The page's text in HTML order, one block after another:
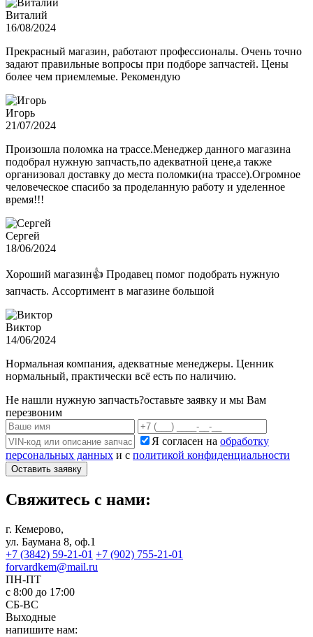
Виталий
16/08/2024
Прекрасный магазин, работают профессионалы. Очень точно
задают правильные вопросы при подборе запчастей. Цены
более чем приемлемые. Рекомендую
Игорь
21/07/2024
Произошла поломка на трассе.Менеджер данного магазина
подобрал нужную запчасть,по адекватной цене,а также
организовал доставку до места поломки(на трассе).Огромное
человеческое спасибо за проделанную работу и уделенное
время!!!
Сергей
18/06/2024
Хороший магазин👍 Продавец помог подобрать нужную
запчасть. Ассортимент в магазине большой
Виктор
14/06/2024
Нормальная компания, адекватные менеджеры. Ценник
нормальный, практически всё есть по наличию.
Не нашли нужную запчасть?оставьте заявку и мы Вам
перезвоним
Я согласен на обработку
персональных данных и с политикой конфиденциальности
Оставить заявку
Свяжитесь с нами:
г. Кемерово,
ул. Баумана 8, оф.1
+7 (3842) 59-21-01 +7 (902) 755-21-01
forvardkem@mail.ru
ПН-ПТ
с 8:00 до 17:00
СБ-ВС
Выходные
напишите нам: